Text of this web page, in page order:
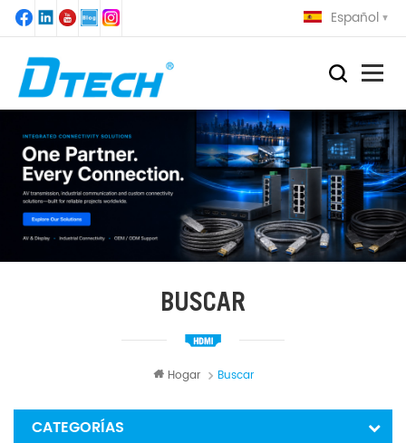
Español
BUSCAR
Hogar Buscar
CATEGORÍAS